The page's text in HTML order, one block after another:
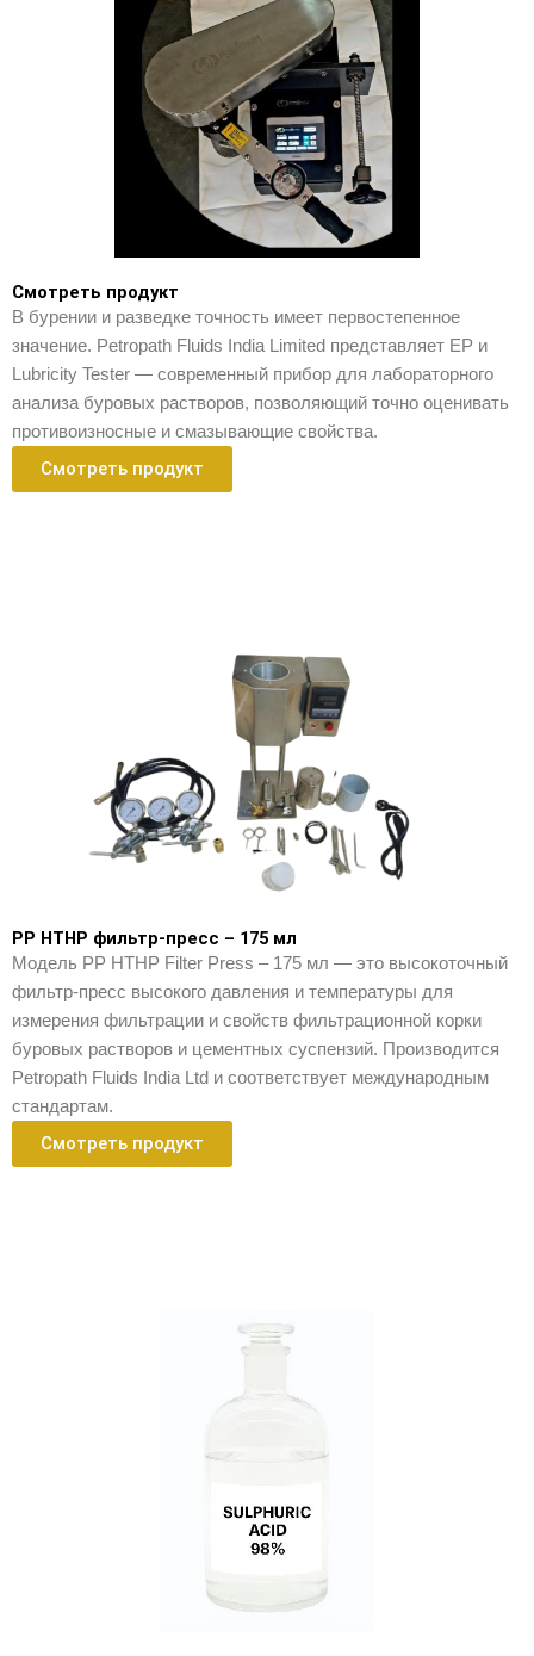
Смотреть продукт
В бурении и разведке точность имеет первостепенное
значение. Petropath Fluids India Limited представляет EP и
Lubricity Tester — современный прибор для лабораторного
анализа буровых растворов, позволяющий точно оценивать
противоизносные и смазывающие свойства.
Смотреть продукт
PP HTHP фильтр-пресс – 175 мл
Модель PP HTHP Filter Press – 175 мл — это высокоточный
фильтр-пресс высокого давления и температуры для
измерения фильтрации и свойств фильтрационной корки
буровых растворов и цементных суспензий. Производится
Petropath Fluids India Ltd и соответствует международным
стандартам.
Смотреть продукт